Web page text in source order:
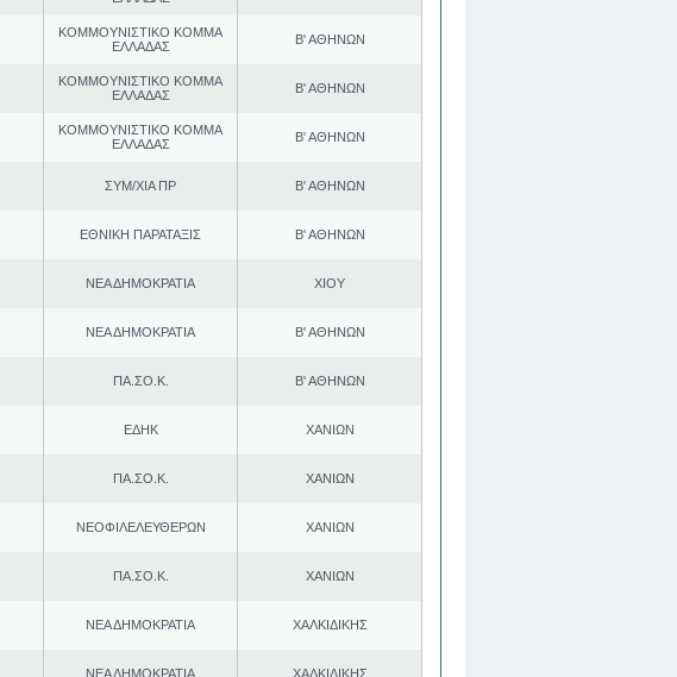
ΚΟΜΜΟΥΝΙΣΤΙΚΟ ΚΟΜΜΑ
ΕΛΛΑΔΑΣ
Β' ΑΘΗΝΩΝ
ΚΟΜΜΟΥΝΙΣΤΙΚΟ ΚΟΜΜΑ
ΕΛΛΑΔΑΣ
Β' ΑΘΗΝΩΝ
ΚΟΜΜΟΥΝΙΣΤΙΚΟ ΚΟΜΜΑ
ΕΛΛΑΔΑΣ
Β' ΑΘΗΝΩΝ
ΣΥΜ/ΧΙΑ ΠΡ Β' ΑΘΗΝΩΝ
ΕΘΝΙΚΗ ΠΑΡΑΤΑΞΙΣ Β' ΑΘΗΝΩΝ
ΝΕΑ ΔΗΜΟΚΡΑΤΙΑ ΧΙΟΥ
ΝΕΑ ΔΗΜΟΚΡΑΤΙΑ Β' ΑΘΗΝΩΝ
ΠΑ.ΣΟ.Κ. Β' ΑΘΗΝΩΝ
ΕΔΗΚ ΧΑΝΙΩΝ
ΠΑ.ΣΟ.Κ. ΧΑΝΙΩΝ
ΝΕΟΦΙΛΕΛΕΥΘΕΡΩΝ ΧΑΝΙΩΝ
ΠΑ.ΣΟ.Κ. ΧΑΝΙΩΝ
ΝΕΑ ΔΗΜΟΚΡΑΤΙΑ ΧΑΛΚΙΔΙΚΗΣ
ΝΕΑ ΔΗΜΟΚΡΑΤΙΑ ΧΑΛΚΙΔΙΚΗΣ